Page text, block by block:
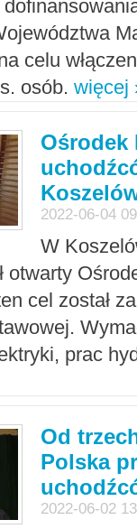
celu
osób. więcej
Ośrodek
2022-06-04
W
otwarty
cel został
prac
Od
Polska
2022-06-02